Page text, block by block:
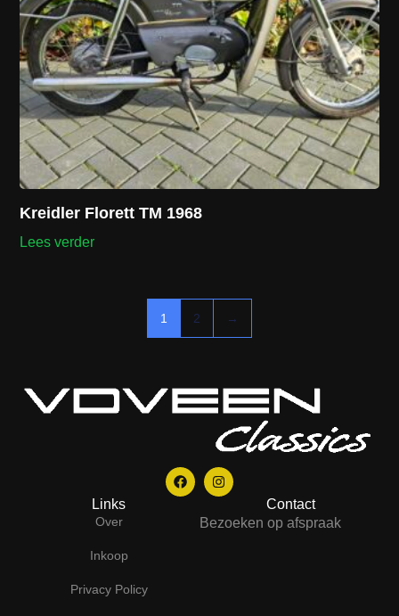
Kreidler Florett TM 1968
Lees verder
1 2 →
Links
Over
Inkoop
Privacy Policy
Contact
Bezoeken op afspraak